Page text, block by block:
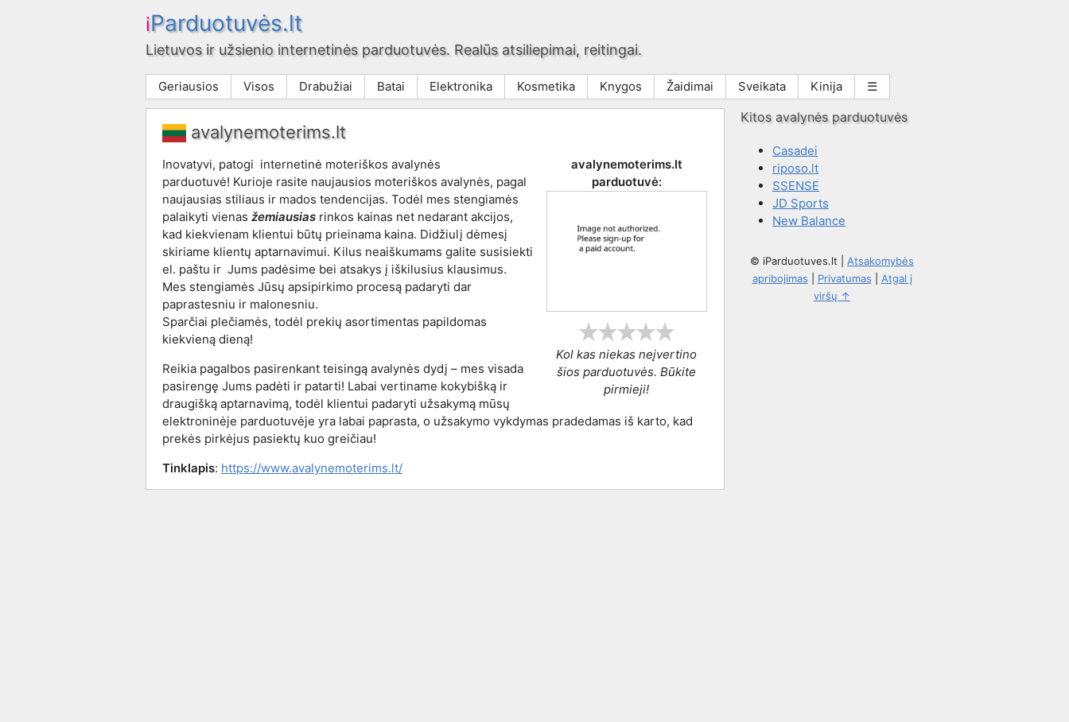
iParduotuvės.lt
Lietuvos ir užsienio internetinės parduotuvės. Realūs atsiliepimai, reitingai.
Geriausios Visos Drabužiai Batai Elektronika Kosmetika Knygos Žaidimai Sveikata Kinija ☰
avalynemoterims.lt
avalynemoterims.lt
parduotuvė:
Kol kas niekas neįvertino
šios parduotuvės. Būkite
pirmieji!
Inovatyvi, patogi internetinė moteriškos avalynės
parduotuvė! Kurioje rasite naujausios moteriškos avalynės, pagal
naujausias stiliaus ir mados tendencijas. Todėl mes stengiamės
palaikyti vienas žemiausias rinkos kainas net nedarant akcijos,
kad kiekvienam klientui būtų prieinama kaina. Didžiulį dėmesį
skiriame klientų aptarnavimui. Kilus neaiškumams galite susisiekti
el. paštu ir Jums padėsime bei atsakys į iškilusius klausimus.
Mes stengiamės Jūsų apsipirkimo procesą padaryti dar
paprastesniu ir malonesniu.
Sparčiai plečiamės, todėl prekių asortimentas papildomas
kiekvieną dieną!
Reikia pagalbos pasirenkant teisingą avalynės dydį – mes visada
pasirengę Jums padėti ir patarti! Labai vertiname kokybišką ir
draugišką aptarnavimą, todėl klientui padaryti užsakymą mūsų
elektroninėje parduotuvėje yra labai paprasta, o užsakymo vykdymas pradedamas iš karto, kad
prekės pirkėjus pasiektų kuo greičiau!
Tinklapis: https://www.avalynemoterims.lt/
Kitos avalynės parduotuvės
Casadei
riposo.lt
SSENSE
JD Sports
New Balance
© iParduotuves.lt
Atsakomybės
apribojimas
Privatumas
Atgal į
viršų ↑